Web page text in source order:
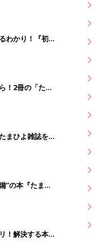
わかり！『初め
』〈巻頭大特
！2冊の「たま
まひよ雑誌を買
間限定】
”の本『たまご
ャル大特集〉
！解決する本
4カ月～2才